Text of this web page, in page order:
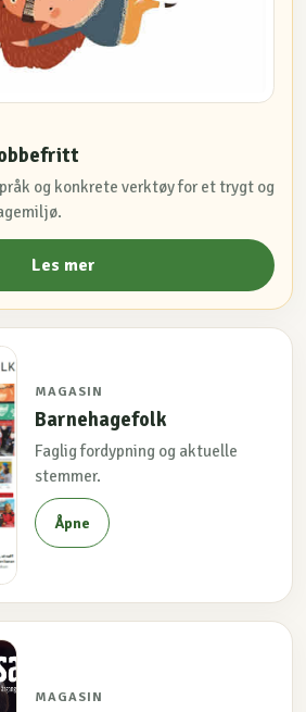
og konkrete verktøy for et trygt og
Les mer
MAGASIN
Barnehagefolk
Faglig fordypning og aktuelle
stemmer.
Åpne
MAGASIN